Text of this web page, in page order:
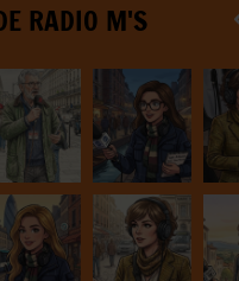
RADIO M'S